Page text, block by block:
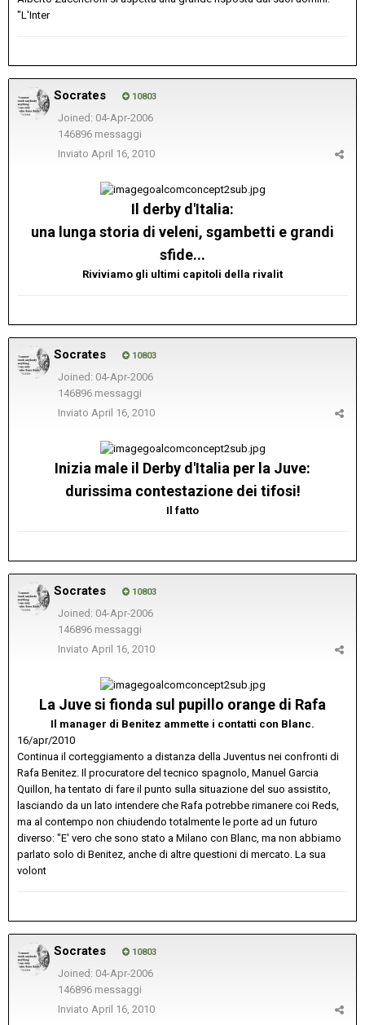
"L'Inter
Socrates 10803
Joined: 04-Apr-2006
146896 messaggi
Inviato April 16, 2010
Il derby d'Italia:
una lunga storia di veleni, sgambetti e grandi
sfide...
Riviviamo gli ultimi capitoli della rivalit
Socrates 10803
Joined: 04-Apr-2006
146896 messaggi
Inviato April 16, 2010
Inizia male il Derby d'Italia per la Juve:
durissima contestazione dei tifosi!
Il fatto
Socrates 10803
Joined: 04-Apr-2006
146896 messaggi
Inviato April 16, 2010
La Juve si fionda sul pupillo orange di Rafa
Il manager di Benitez ammette i contatti con Blanc.
16/apr/2010
Continua il corteggiamento a distanza della Juventus nei confronti di
Rafa Benitez. Il procuratore del tecnico spagnolo, Manuel Garcia
Quillon, ha tentato di fare il punto sulla situazione del suo assistito,
lasciando da un lato intendere che Rafa potrebbe rimanere coi Reds,
ma al contempo non chiudendo totalmente le porte ad un futuro
diverso: "E' vero che sono stato a Milano con Blanc, ma non abbiamo
parlato solo di Benitez, anche di altre questioni di mercato. La sua
volont
Socrates 10803
Joined: 04-Apr-2006
146896 messaggi
Inviato April 16, 2010